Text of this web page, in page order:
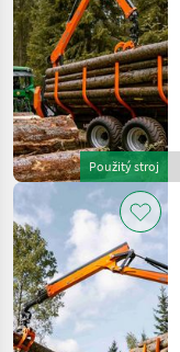
Použitý stroj